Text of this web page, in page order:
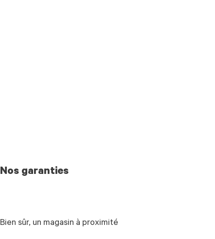
Nos garanties
Bien sûr, un magasin à proximité